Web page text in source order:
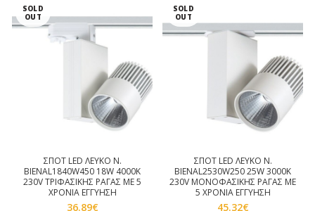
SOLD
OUT
ΣΠΟΤ LED ΛΕΥΚΟ Ν.
BIENAL1840W450 18W 4000K
230V ΤΡΙΦΑΣΙΚΗΣ ΡΑΓΑΣ ΜΕ 5
ΧΡΟΝΙΑ ΕΓΓΥΗΣΗ
36.89€
SOLD
OUT
ΣΠΟΤ LED ΛΕΥΚΟ Ν.
BIENAL2530W250 25W 3000K
230V ΜΟΝΟΦΑΣΙΚΗΣ ΡΑΓΑΣ ΜΕ
5 ΧΡΟΝΙΑ ΕΓΓΥΗΣΗ
45.32€